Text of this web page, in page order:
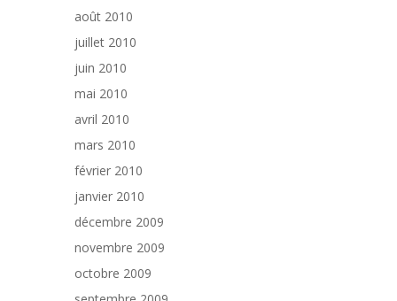
août 2010
juillet 2010
juin 2010
mai 2010
avril 2010
mars 2010
février 2010
janvier 2010
décembre 2009
novembre 2009
octobre 2009